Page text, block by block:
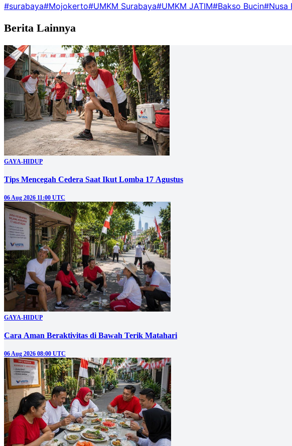
#surabaya#Mojokerto#UMKM Surabaya#UMKM JATIM#Bakso Bucin#Nusa
Berita Lainnya
GAYA-HIDUP
Tips Mencegah Cedera Saat Ikut Lomba 17 Agustus
06 Aug 2026 11:00 UTC
GAYA-HIDUP
Cara Aman Beraktivitas di Bawah Terik Matahari
06 Aug 2026 08:00 UTC